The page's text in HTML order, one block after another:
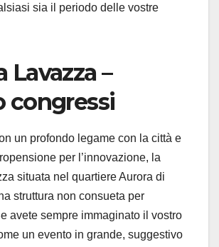
sia il periodo delle vostre
Lavazza –
congressi
un profondo legame con la città e
per l’innovazione, la
situata nel quartiere Aurora di
struttura non consueta per
avete sempre immaginato il vostro
un evento in grande, suggestivo